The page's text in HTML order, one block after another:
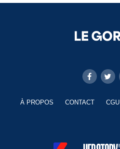
À PROPOS CONTACT CGU